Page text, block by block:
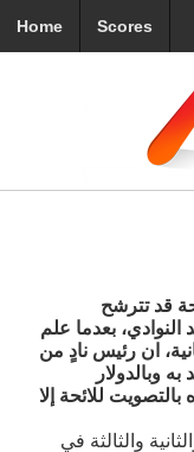
Home Scores
قد تترشح
النوادي، بعدما علم
ان رئيس نادٍ من
وبالدولار
للائحة إلا
والثالثة في